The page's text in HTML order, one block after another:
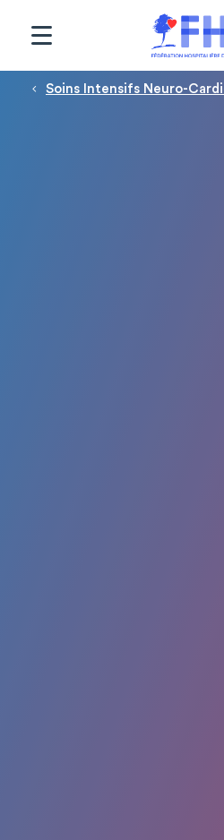
Fil d'Ariane
Soins Intensifs Neuro-
Panneau de gestion des